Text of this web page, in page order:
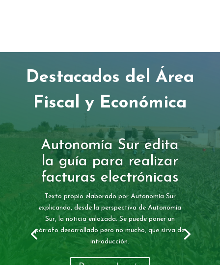
Destacados del Área
Fiscal y Económica
Autonomía Sur edita
la guía para realizar
facturas electrónicas
Texto propio elaborado por Autonomía Sur
explicando, desde la perspectiva de Autonomía
Sur, la noticia enlazada. Se puede poner un
párrafo desarrollado pero no mucho, que sirva de
introducción.